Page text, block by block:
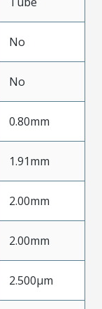
No
No
0.80mm
1.91mm
2.00mm
2.00mm
2.500µm